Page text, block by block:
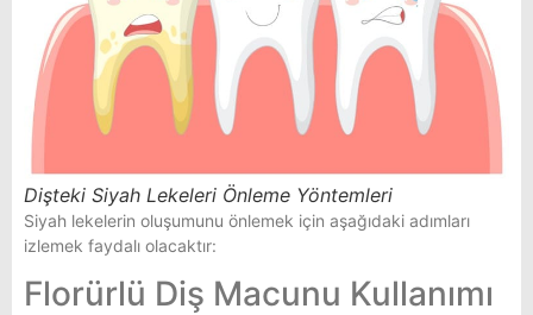
Dişteki Siyah Lekeleri Önleme Yöntemleri
Siyah lekelerin oluşumunu önlemek için aşağıdaki adımları
izlemek faydalı olacaktır:
Florürlü Diş Macunu Kullanımı